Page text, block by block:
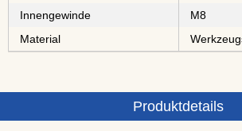
Innengewinde
M8
Material
Produktdetails